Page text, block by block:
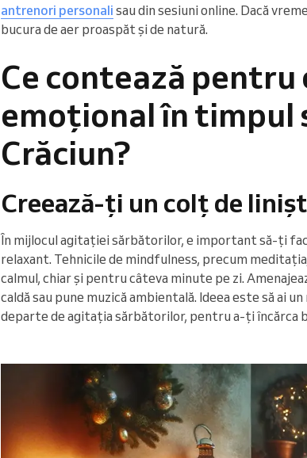
antrenori personali sau din sesiuni online. Dacă
bucura de aer proaspăt și de natură.
Ce contează
emoțional în timpul
Crăciun?
Creează-ți un colț de
În mijlocul agitației sărbătorilor, e important să-ți
relaxant. Tehnicile de mindfulness, precum
calmul, chiar și pentru câteva minute pe zi.
caldă sau pune muzică ambientală. Ideea este să ai
departe de agitația sărbătorilor, pentru a-ți încărca